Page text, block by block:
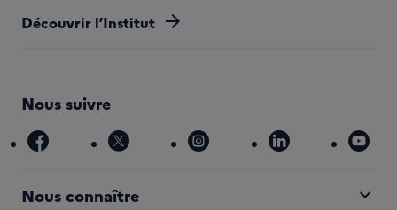
Découvrir l’Institut arrow_forward
Nous suivre
facebook x instagram linkedin
Nous connaître expand_more